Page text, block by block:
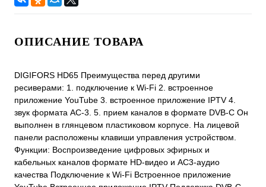
ОПИСАНИЕ ТОВАРА
DIGIFORS HD65 Преимущества перед другими
ресиверами: 1. подключение к Wi-Fi 2. встроенное
приложение YouTube 3. встроенное приложение IPTV 4.
звук формата АС-3. 5. прием каналов в формате DVB-C Он
выполнен в глянцевом пластиковом корпусе. На лицевой
панели расположены клавиши управления устройством.
Функции: Воспроизведение цифровых эфирных и
кабельных каналов формате HD-видео и АС3-аудио
качества Подключение к Wi-Fi Встроенное приложение